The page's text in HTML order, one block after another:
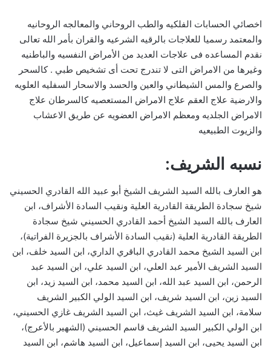
اخصائي الحسابات الفلكيه والطب الروحاني والمعالجه الروحانيه
والمعتمد رسميا للعلاجات بالرقيه الشرعيه والقران بأمر الله تعالى
نقدم المساعده فى علاجات العديد من الأمراض النفسيه والباطنيه
وغيرها من الامراض التى لا تندرج تحت أى تشخيص طبي . كالسحر
والصرع والمس الشيطاني والعين والحسد والاسحار السفليه العلويه
والارضية علاج العقم علاج الامراض المستعصيه كالسرطان علاج
الامراض الجلديه ومعظم الامراض العضويه عن طريق الاعشاب
والزيوت الطبيعيه
نسبه الشريف:
هو العارف بالله السيد الشريف الشيخ أبو عبيد الله القادري الحسيني
شيخ سجادة الطريقة القادرية العلية ونقيب السادة الأشراف، ابن
العارف بالله السيد الشيخ أحمد القادري الحسيني شيخ سجادة
الطريقة القادرية العلية (نقيب السادة الأشراف بالجزيرة الفراتية)،
ابن السيد الشيخ محمد القادري الباقري الداري، ابن السيد خلف، ابن
السيد الشريف الأمير عبد العلي، ابن السيد علي، ابن السيد عبد
الرحمن، ابن السيد عبد الله، ابن السيد محمد، ابن السيد زيد، ابن
السيد زين، ابن السيد شريف، ابن السيد الولي الكبير الشريف
سلامة، ابن السيد الشريف غيث، ابن السيد الشريف غازي الحسيني،
ابن الولي الكبير السيد الشريف قاسم الحسيني (الشهير بالأعرج)،
ابن السيد يحيى، ابن السيد إسماعيل، ابن السيد هاشم، ابن السيد